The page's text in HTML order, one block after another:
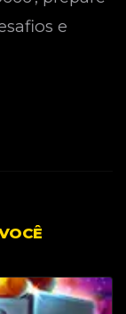
e